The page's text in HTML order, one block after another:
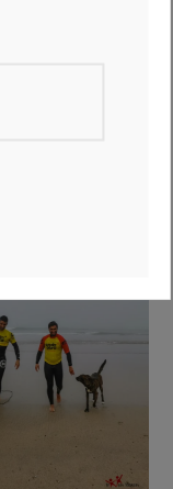
o Stand Up